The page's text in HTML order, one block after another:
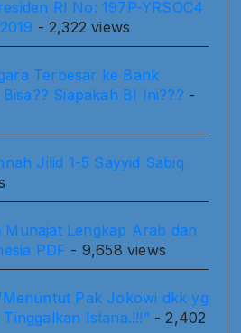
RI No: 197P-YRSOC4
- 2,322 views
Terbesar ke Bank
Siapakah BI Ini??? -
Jilid 1-5 Sayyid Sabiq
Munajat Lengkap Arab dan
PDF - 9,658 views
Pak Jokowi dkk yg
Istana.!!!” - 2,402